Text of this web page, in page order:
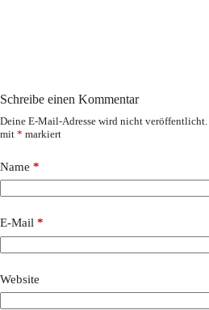
Schreibe einen Kommentar
Deine E-Mail-Adresse wird nicht veröffentlicht.
mit * markiert
Name *
E-Mail *
Website